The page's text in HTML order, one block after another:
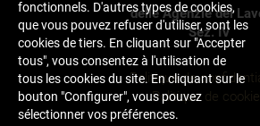
delle Agenzie del
Sez. IV
Politique de
Politique de
fonctionnels. D'autres types de cookies,
que vous pouvez refuser d'utiliser, sont les
cookies de tiers. En cliquant sur "Accepter
tous", vous consentez à l'utilisation de
tous les cookies du site. En cliquant sur le
bouton "Configurer", vous pouvez
sélectionner vos préférences.